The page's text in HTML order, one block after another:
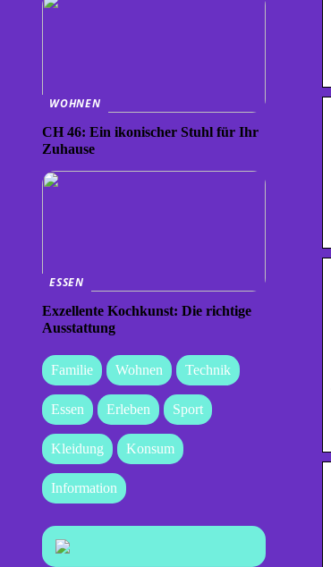
WOHNEN
CH 46: Ein ikonischer Stuhl für Ihr
Zuhause
ESSEN
Exzellente Kochkunst: Die richtige
Ausstattung
Familie Wohnen Technik
Essen Erleben Sport
Kleidung Konsum
Information